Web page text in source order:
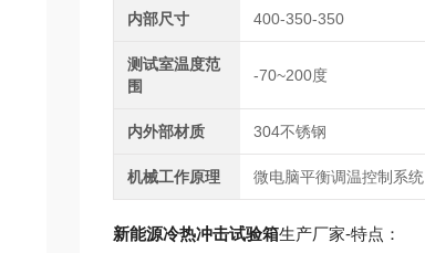
内部尺寸 400-350-350
测试室温度范
围
-70~200度
内外部材质 304不锈钢
机械工作原理 微电脑平衡调温控制系统
新能源冷热冲击试验箱生产厂家-特点：